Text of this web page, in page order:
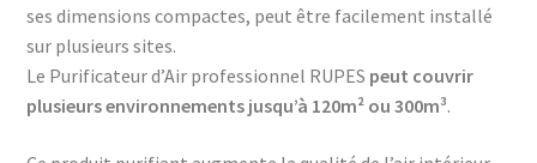
ses dimensions compactes, peut être facilement installé
sur plusieurs sites.
Le Purificateur d’Air professionnel RUPES peut couvrir
plusieurs environnements jusqu’à 120m² ou 300m³.